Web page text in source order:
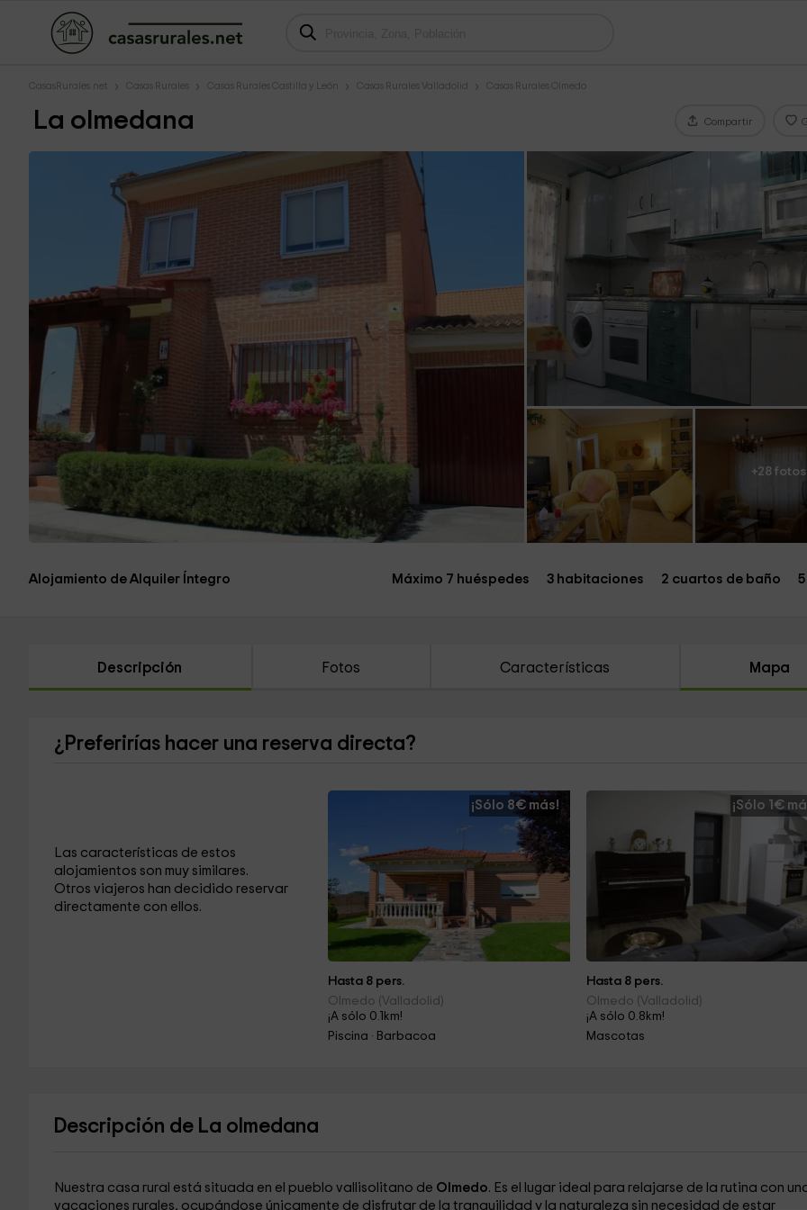
CasasRurales.net Casas Rurales Casas Rurales Castilla y León Casas Rurales Valladolid Casas Rurales Olmedo
La olmedana Compartir
+28 fotos
Alojamiento de Alquiler Íntegro Máximo 7 huéspedes 3 habitaciones 2 cuartos de baño
Descripción Fotos Características Mapa
¿Preferirías hacer una reserva directa?
Las características de estos
alojamientos son muy similares.
Otros viajeros han decidido reservar
directamente con ellos.
¡Sólo 8€ más!
Hasta 8 pers.
Olmedo (Valladolid)
¡A sólo 0.1km!
Piscina · Barbacoa
¡Sólo 1€
Hasta 8 pers.
Olmedo (Valladolid)
¡A sólo 0.8km!
Mascotas
Descripción de La olmedana
Nuestra casa rural está situada en el pueblo vallisolitano de Olmedo. Es el lugar ideal para relajarse de la rutina con
vacaciones rurales, ocupándose únicamente de disfrutar de la tranquilidad y la naturaleza sin necesidad de estar